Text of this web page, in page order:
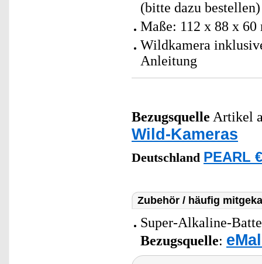
(bitte dazu bestellen)
Maße: 112 x 88 x
Wildkamera
Anleitung
Bezugsquelle Artikel
Wild-Kameras
Deutschland PEARL
Zubehör / häufig
Super-Alkaline-
Bezugsquelle: